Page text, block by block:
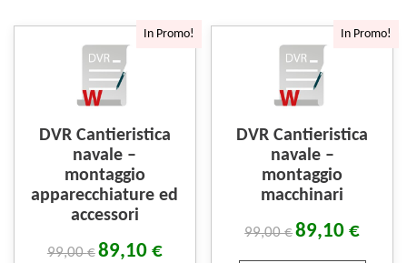
In Promo!
DVR Cantieristica
navale –
montaggio
apparecchiature ed
accessori
99,00€89,10 €
In Promo!
DVR Cantieristica
navale –
montaggio
macchinari
99,00€89,10€